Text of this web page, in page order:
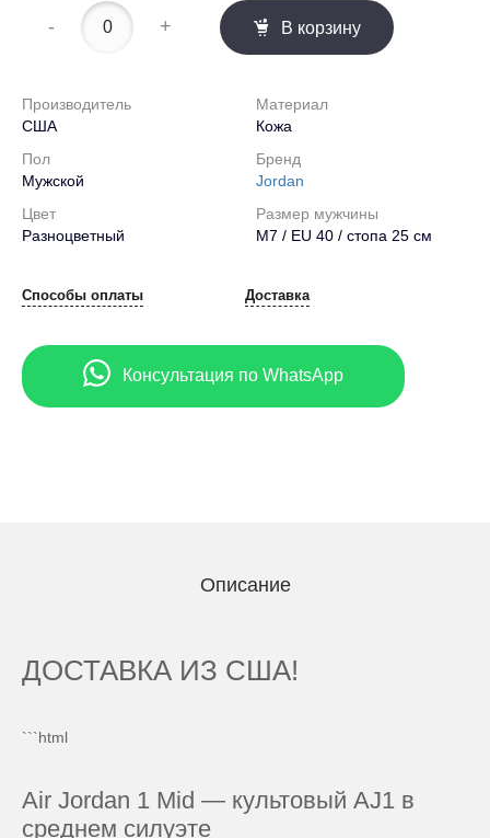
- + В корзину
Производитель
США
Материал
Кожа
Пол
Мужской
Бренд
Jordan
Цвет
Разноцветный
Размер мужчины
M7 / EU 40 / стопа 25 см
Способы оплаты Доставка
Консультация по WhatsApp
Описание
ДОСТАВКА ИЗ США!
```html
Air Jordan 1 Mid — культовый AJ1 в
среднем силуэте